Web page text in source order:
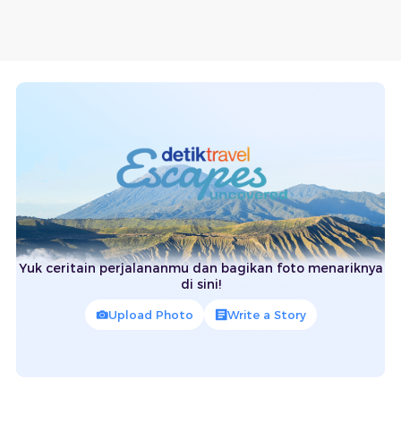
Yuk ceritain perjalananmu dan bagikan foto menariknya
di sini!
Upload Photo Write a Story